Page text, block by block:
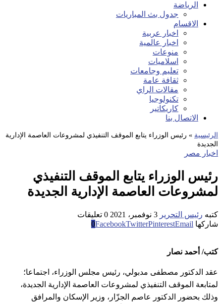
الرياضة
جدول بث المباريات
الاقسام
اخبار عربية
اخبار عالمية
منوعات
اسلاميات
تعليم وجامعات
ثقافة عامة
مقالات الراي
تكنولوجيا
كاريكاتير
الاتصال بنا
الرئيسية » رئيس الوزراء يتابع الموقف التنفيذي لمشروعات العاصمة الإدارية
الجديدة
اخبار مصر
رئيس الوزراء يتابع الموقف التنفيذي
لمشروعات العاصمة الإدارية الجديدة
كتبه رئيس التحرير 3 نوفمبر، 2021
0 تعليقات
شاركها
0FacebookTwitterPinterestEmail
كتب/ أحمد نصار
عقد الدكتور مصطفى مدبولي، رئيس مجلس الوزراء، اجتماعا؛
لمتابعة الموقف التنفيذي لمشروعات العاصمة الإدارية الجديدة،
وذلك بحضور الدكتور عاصم الجزّار، وزير الإسكان والمرافق